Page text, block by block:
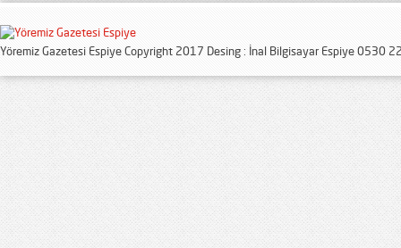
Yöremiz Gazetesi Espiye Copyright 2017 Desing : İnal Bilgisayar Espiye 0530